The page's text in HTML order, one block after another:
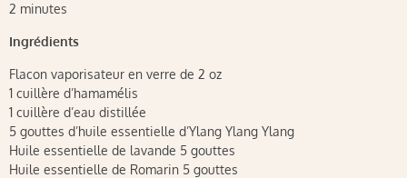
2 minutes
Ingrédients
Flacon vaporisateur en verre de 2 oz
1 cuillère d’hamamélis
1 cuillère d’eau distillée
5 gouttes d’huile essentielle d’Ylang Ylang Ylang
Huile essentielle de lavande 5 gouttes
Huile essentielle de Romarin 5 gouttes